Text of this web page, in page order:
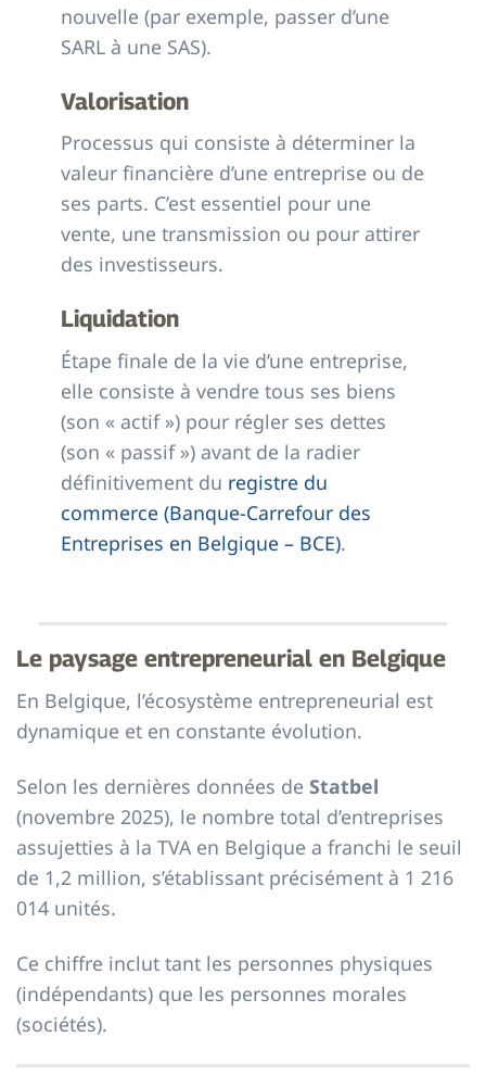
nouvelle (par exemple, passer d’une
SARL à une SAS).
Valorisation
Processus qui consiste à déterminer la
valeur financière d’une entreprise ou de
ses parts. C’est essentiel pour une
vente, une transmission ou pour attirer
des investisseurs.
Liquidation
Étape finale de la vie d’une entreprise,
elle consiste à vendre tous ses biens
(son « actif ») pour régler ses dettes
(son « passif ») avant de la radier
définitivement du registre du
commerce (Banque-Carrefour des
Entreprises en Belgique – BCE).
Le paysage entrepreneurial en Belgique
En Belgique, l’écosystème entrepreneurial est
dynamique et en constante évolution.
Selon les dernières données de Statbel
(novembre 2025), le nombre total d’entreprises
assujetties à la TVA en Belgique a franchi le seuil
de 1,2 million, s’établissant précisément à 1 216
014 unités.
Ce chiffre inclut tant les personnes physiques
(indépendants) que les personnes morales
(sociétés).